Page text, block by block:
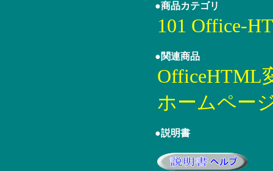
●商品カテゴリ
101 Office-
●関連商品
OfficeHTML
ホームペー
●説明書